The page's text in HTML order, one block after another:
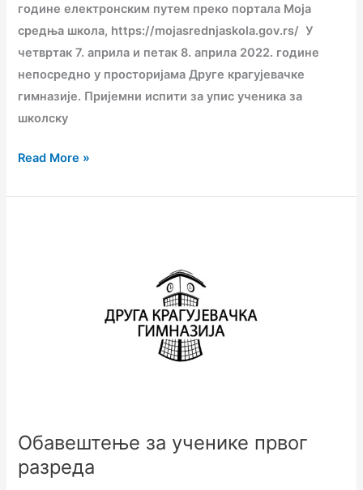
године електронским путем преко портала Моја
средња школа, https://mojasrednjaskola.gov.rs/ У
четвртак 7. априла и петак 8. априла 2022. године
непосредно у просторијама Друге крагујевачке
гимназије. Пријемни испити за упис ученика за
школску
одељења
за
школску
2022/2023.
годину
Read More »
Обавештење за ученике првог
разреда